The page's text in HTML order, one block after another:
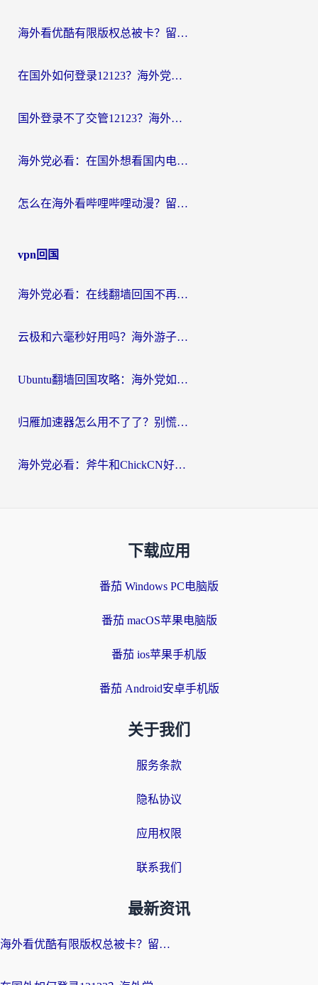
海外看优酷有限版权总被卡？留学生亲测有效的回国加速器选择指南
在国外如何登录12123？海外党必备的回国加速实用指南
国外登录不了交管12123？海外华人亲测有效的回国加速器选择指南
海外党必看：在国外想看国内电视剧用什么软件？3步解决地域限制
怎么在海外看哔哩哔哩动漫？留学生亲测有效的回国加速方案
vpn回国
海外党必看：在线翻墙回国不再难！教你选对加速器无缝刷国内资源
云极和六毫秒好用吗？海外游子解锁国内资源的真实答案
Ubuntu翻墙回国攻略：海外党如何选对加速器，无缝刷国内剧玩游戏？
归雁加速器怎么用不了了？别慌，这篇指南教你如何丝滑“回家”
海外党必看：斧牛和ChickCN好用吗？3款热门加速器实测+番茄加速器深度体验
下载应用
番茄 Windows PC电脑版
番茄 macOS苹果电脑版
番茄 ios苹果手机版
番茄 Android安卓手机版
关于我们
服务条款
隐私协议
应用权限
联系我们
最新资讯
海外看优酷有限版权总被卡？留学生亲测有效的回国加速器选择指南